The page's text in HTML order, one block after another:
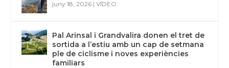
juny 18, 2026 |VÍDEO
Pal Arinsal i Grandvalira donen el tret de
sortida a l’estiu amb un cap de setmana
ple de ciclisme i noves experiències
familiars